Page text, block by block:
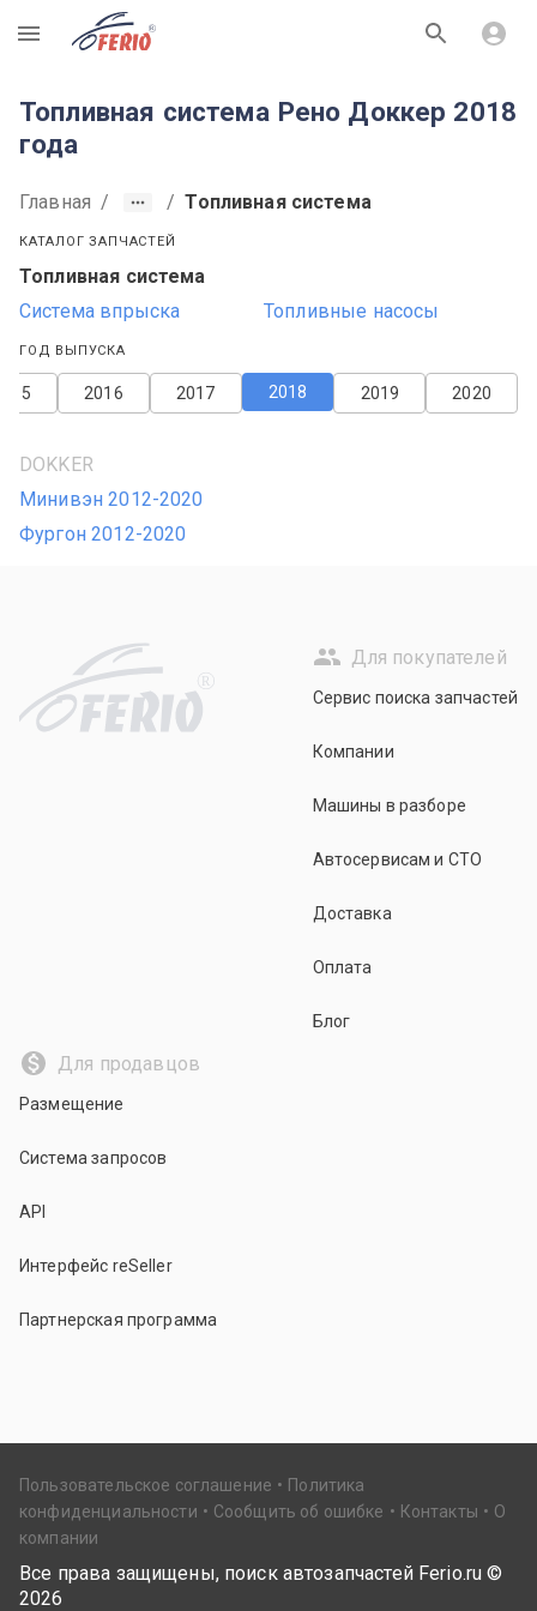
R
Топливная система Рено Доккер 2018
года
Главная / / Топливная система
КАТАЛОГ ЗАПЧАСТЕЙ
Топливная система
Система впрыска
Топливные насосы
ГОД ВЫПУСКА
2020
2019
2018
2017
2016
DOKKER
Минивэн 2012-2020
Фургон 2012-2020
R
Для покупателей
Сервис поиска запчастей
Компании
Машины в разборе
Автосервисам и СТО
Доставка
Оплата
Блог
Для продавцов
Размещение
Система запросов
API
Интерфейс reSeller
Партнерская программа
Пользовательское соглашение
Политика
конфиденциальности
Сообщить об ошибке Контакты
О
компании
Все права защищены, поиск автозапчастей Ferio.ru ©
2026